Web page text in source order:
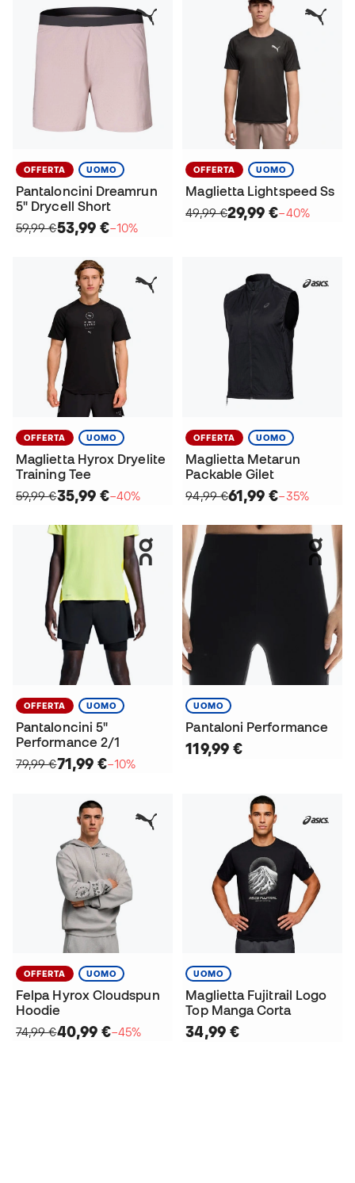
OFFERTA UOMO
Pantaloncini Dreamrun
5" Drycell Short
59,99 €53,99 €−10%
OFFERTA UOMO
Maglietta Lightspeed Ss
49,99 €29,99 €−40%
OFFERTA UOMO
Maglietta Hyrox Dryelite
Training Tee
59,99 €35,99 €−40%
OFFERTA UOMO
Maglietta Metarun
Packable Gilet
94,99 €61,99 €−35%
OFFERTA UOMO
Pantaloncini 5"
Performance 2/1
79,99 €71,99 €−10%
UOMO
Pantaloni Performance
119,99 €
OFFERTA UOMO
Felpa Hyrox Cloudspun
Hoodie
74,99 €40,99 €−45%
UOMO
Maglietta Fujitrail Logo
Top Manga Corta
34,99 €